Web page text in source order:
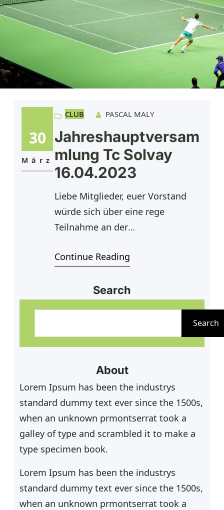
30
März
CLUB PASCAL MALY
Jahreshauptversam
mlung Tc Solvay
16.04.2023
Liebe Mitglieder, euer Vorstand
würde sich über eine rege
Teilnahme an der
16.04.2023 um 11 Uhr in unseren
Manfred sorgen für kleine
passenden Begleiter hat. Nach der
Versammlung ist geplant die
Saison bei einer entspannten
Runde Tennis die Saison zu
eröffnen.
Continue Reading
Search
n
Search
About
Lorem Ipsum has been the industrys
standard dummy text ever since the 1500s,
when an unknown prmontserrat took a
galley of type and scrambled it to make a
type specimen book.
Lorem Ipsum has been the industrys
standard dummy text ever since the 1500s,
when an unknown prmontserrat took a